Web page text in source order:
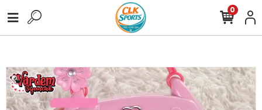
TL Üzeri Tüm Alışverişlerinize Ücretsiz Kargo ! 3.000,00 TL
0